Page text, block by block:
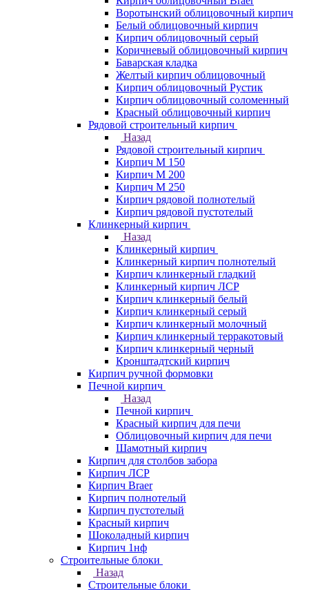
Воротынский облицовочный кирпич
Белый облицовочный кирпич
Кирпич облицовочный серый
Коричневый облицовочный кирпич
Баварская кладка
Желтый кирпич облицовочный
Кирпич облицовочный Рустик
Кирпич облицовочный соломенный
Красный облицовочный кирпич
Рядовой строительный кирпич
Назад
Рядовой строительный кирпич
Кирпич М 150
Кирпич М 200
Кирпич М 250
Кирпич рядовой полнотелый
Кирпич рядовой пустотелый
Клинкерный кирпич
Назад
Клинкерный кирпич
Клинкерный кирпич полнотелый
Кирпич клинкерный гладкий
Клинкерный кирпич ЛСР
Кирпич клинкерный белый
Кирпич клинкерный серый
Кирпич клинкерный молочный
Кирпич клинкерный терракотовый
Кирпич клинкерный черный
Кронштадтский кирпич
Кирпич ручной формовки
Печной кирпич
Назад
Печной кирпич
Красный кирпич для печи
Облицовочный кирпич для печи
Шамотный кирпич
Кирпич для столбов забора
Кирпич ЛСР
Кирпич Braer
Кирпич полнотелый
Кирпич пустотелый
Красный кирпич
Шоколадный кирпич
Кирпич 1нф
Строительные блоки
Назад
Строительные блоки